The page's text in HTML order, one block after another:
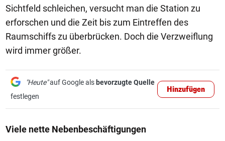
Sichtfeld schleichen, versucht man die Station zu
erforschen und die Zeit bis zum Eintreffen des
Raumschiffs zu überbrücken. Doch die Verzweiflung
wird immer größer.
"Heute"auf Google als bevorzugte Quelle
festlegen
Hinzufügen
Viele nette Nebenbeschäftigungen